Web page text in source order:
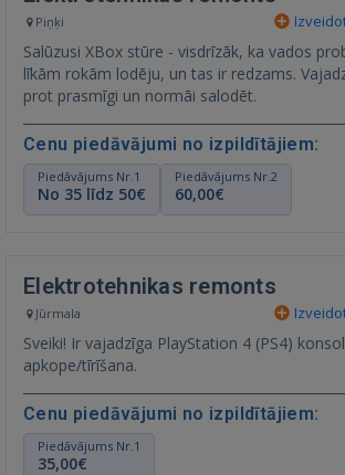
Piņķi
Salūzusi XBox stūre - visdrīzāk, ka vados
līkām rokām lodēju, un tas ir redzams.
prot prasmīgi un normāi salodēt.
Cenu piedāvājumi no izpildītājiem:
Piedāvājums Nr.1
No 35 līdz 50€
Piedāvājums Nr.2
60,00€
Elektrotehnikas remonts
Jūrmala
Sveiki! Ir vajadzīga PlayStation 4 (PS4)
apkope/tīrīšana.
Cenu piedāvājumi no izpildītājiem:
Piedāvājums Nr.1
35,00€